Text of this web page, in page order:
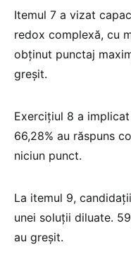
Itemul 7 a vizat
redox complexă, cu
obținut punctaj
greșit.
Exercițiul 8 a
66,28% au răspuns
niciun punct.
La itemul 9,
unei soluții diluate.
au greșit.